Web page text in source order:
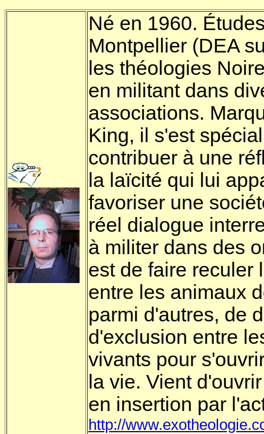
Né en 1960.
Montpellier (DEA
les théologies
en militant dans
associations.
King, il s'est
contribuer à une
la laïcité qui lui
favoriser une
réel dialogue
à militer dans des
est de faire reculer
entre les animaux
parmi d'autres, de
d'exclusion entre
vivants pour
la vie. Vient
en insertion par
http://